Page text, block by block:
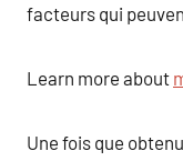
facteurs qui
Learn more about
Une fois que